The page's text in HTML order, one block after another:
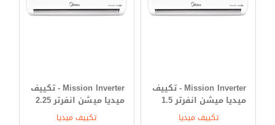
Mission Inverter - تكييف
ميديا ميشن انفرتر 1.5
حصان بارد _ ساخن
تكييف ميديا
Mission Inverter - تكييف
ميديا ميشن انفرتر 2.25
حصان بارد _ ساخن
تكييف ميديا